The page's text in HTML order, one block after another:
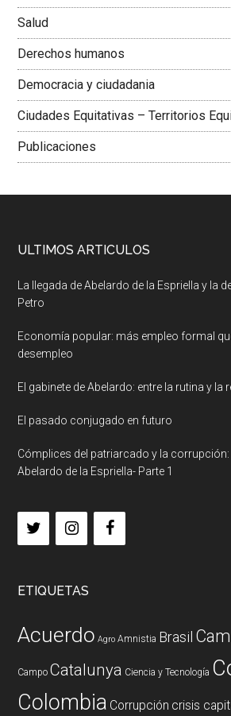
Salud
Derechos humanos
Democracia y ciudadania
Ciudades Equitativas – Territorios
Publicaciones
ULTIMOS ARTICULOS
La llegada de Abelardo de la Espriella y la
Petro
Economía popular: más empleo formal
desempleo
El gabinete de Abelardo: entre la rutina y la
El pasado conjugado en futuro
Cómplices del patriarcado y la
Abelardo de la Espriella- Parte 1
ETIQUETAS
Acuerdo Agro Amnistia Brasil
Campo Catalunya Ciencia y Tecnología
Colombia Corrupción crisis